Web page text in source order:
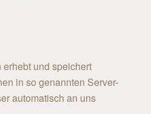
und speichert
in so genannten Server-
automatisch an uns